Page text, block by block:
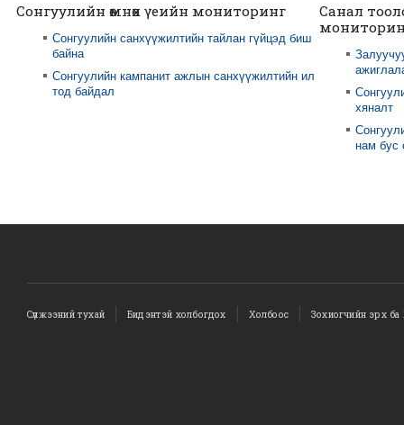
Сонгуулийн өмнөх үеийн мониторинг
Сонгуулийн санхүүжилтийн тайлан гүйцэд биш
байна
Сонгуулийн кампанит ажлын санхүүжилтийн ил
тод байдал
Санал
хяналт
нам бус
Сүлжээний тухай Бидэнтэй холбогдох Холбоос Зохиогчийн эрх